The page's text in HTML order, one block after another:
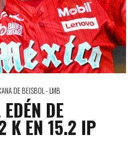
DE BEISBOL - LMB
DE
K EN 15.2 IP